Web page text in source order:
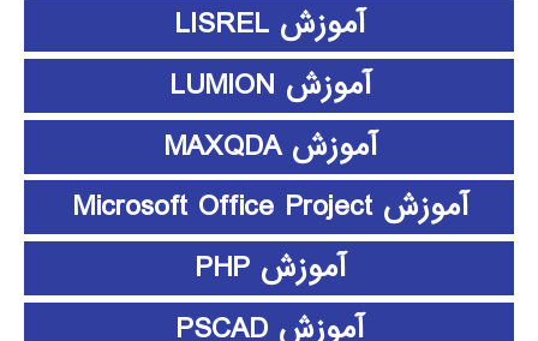
آموزش LISREL
آموزش LUMION
آموزش MAXQDA
آموزش Microsoft Office Project
آموزش PHP
آموزش PSCAD